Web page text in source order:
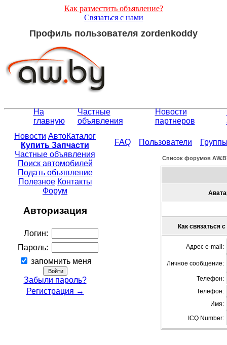
Как разместить объявление?
Связаться с нами
Профиль пользователя zordenkoddy
На
главную
Частные
объявления
Новости
партнеров
Новости АвтоКаталог
Купить Запчасти
Частные объявления
Поиск автомобилей
Подать объявление
Полезное Контакты
Форум
Авторизация
Логин:
Пароль:
запомнить меня
Забыли пароль?
Регистрация →
FAQ Пользователи
Список форумов
Как связаться
Адрес e-mail:
Личное сообщение:
Телефон:
Телефон:
Имя:
ICQ Number: